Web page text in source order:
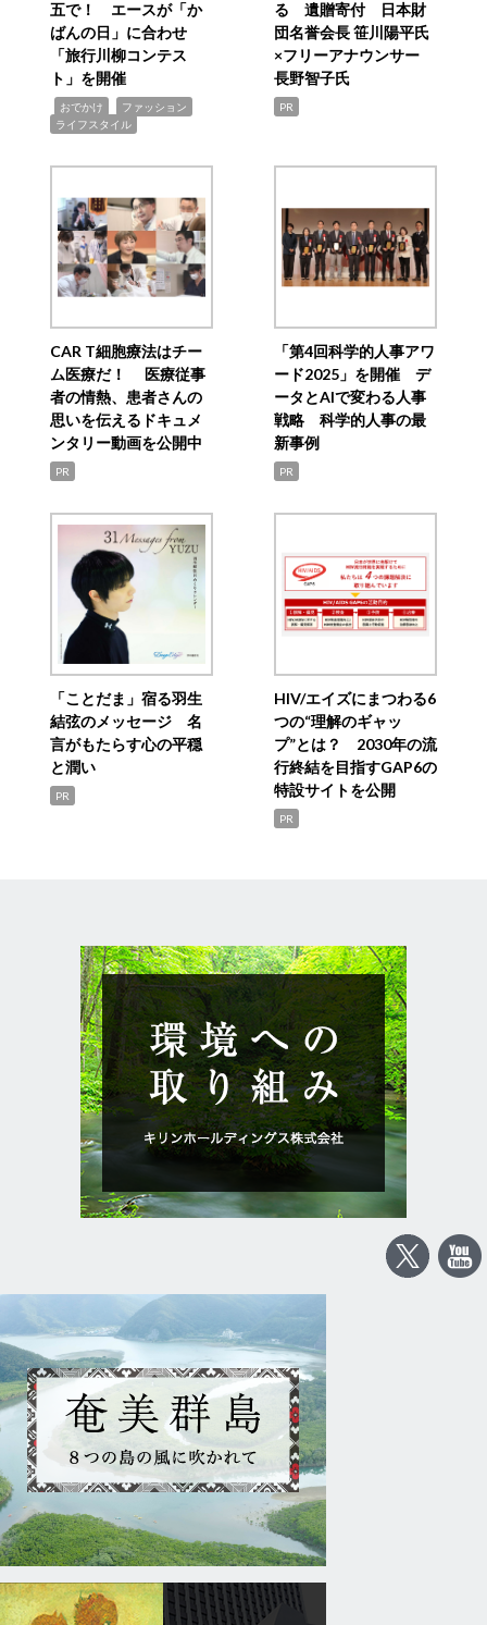
五で！ エースが「か
ばんの日」に合わせ
「旅行川柳コンテス
ト」を開催
おでかけ ファッション
ライフスタイル
る 遺贈寄付 日本財
団名誉会長 笹川陽平氏
×フリーアナウンサー
長野智子氏
PR
CAR T細胞療法はチー
ム医療だ！ 医療従事
者の情熱、患者さんの
思いを伝えるドキュメ
ンタリー動画を公開中
PR
「第4回科学的人事アワ
ード2025」を開催 デ
ータとAIで変わる人事
戦略 科学的人事の最
新事例
PR
「ことだま」宿る羽生
結弦のメッセージ 名
言がもたらす心の平穏
と潤い
PR
HIV/エイズにまつわる6
つの“理解のギャッ
プ”とは？ 2030年の流
行終結を目指すGAP6の
特設サイトを公開
PR